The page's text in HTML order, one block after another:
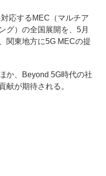
応するMEC（マルチア
グ）の全国展開を、5月
関東地方に5G MECの提
か、Beyond 5G時代の社
献が期待される。